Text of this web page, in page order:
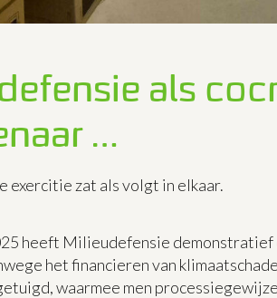
als
…
exercitie zat als volgt in elkaar.
heeft Milieudefensie demonstratief
het financieren van
waarmee men